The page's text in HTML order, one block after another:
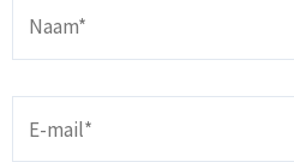
mail*